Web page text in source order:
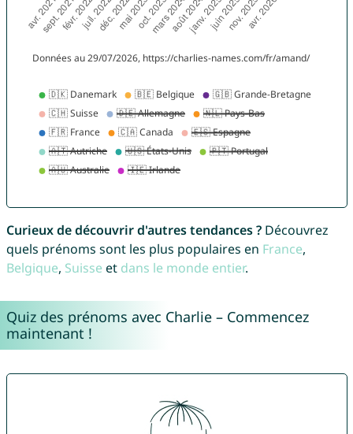
Curieux de découvrir d'autres tendances ?Découvrez
quels prénoms sont les plus populaires en France,
Belgique, Suisse et dans le monde entier.
Quiz des prénoms avec Charlie – Commencez
maintenant !